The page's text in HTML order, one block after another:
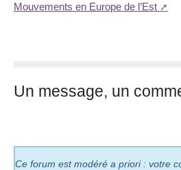
Mouvements en Europe de l’Est
Un message, un
Ce forum est modéré a priori : votre